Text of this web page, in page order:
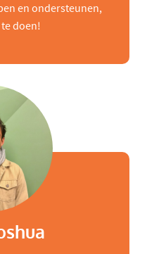
en ondersteunen,
doen!